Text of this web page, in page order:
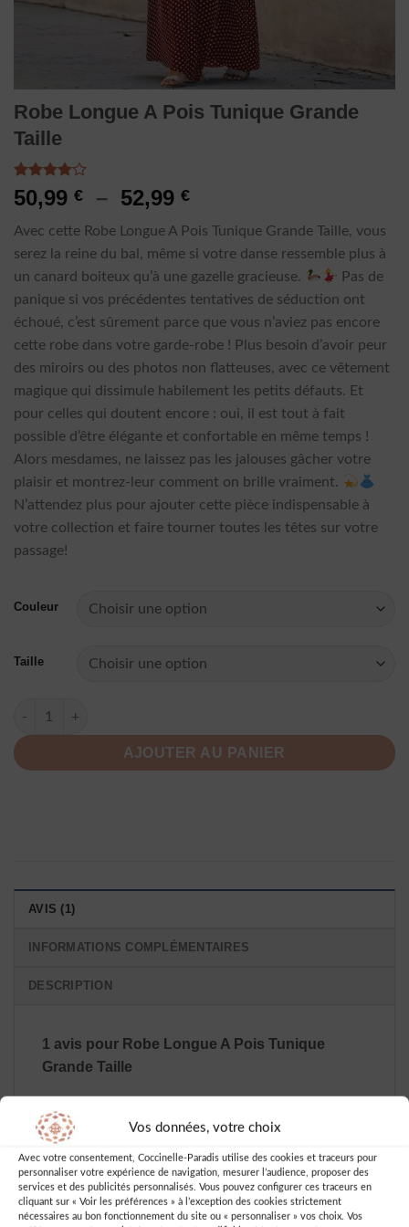
Vos données, votre choix
Avec votre consentement, Coccinelle-Paradis utilise des cookies et traceurs pour
personnaliser votre expérience de navigation, mesurer l’audience, proposer des
services et des publicités personnalisés. Vous pouvez configurer ces traceurs en
cliquant sur « Voir les préférences » à l’exception des cookies strictement
nécessaires au bon fonctionnement du site ou « personnaliser » vos choix. Vos
Robe Longue A Pois Tunique Grande
Taille
Noté
4.00sur
sur
1
notation
50,99 € – 52,99 €Plage
prix :
50,99 €
à
52,99 €
Avec cette Robe Longue A Pois Tunique Grande Taille, vous
serez la reine du bal, même si votre danse ressemble plus à
un canard boiteux qu’à une gazelle gracieuse.
Pas de
panique si vos précédentes tentatives de séduction ont
échoué, c’est sûrement parce que vous n’aviez pas encore
cette robe dans votre garde-robe ! Plus besoin d’avoir peur
des miroirs ou des photos non flatteuses, avec ce vêtement
magique qui dissimule habilement les petits défauts. Et
pour celles qui doutent encore : oui, il est tout à fait
possible d’être élégante et confortable en même temps !
Alors mesdames, ne laissez pas les jalouses gâcher votre
plaisir et montrez-leur comment on brille vraiment.
N’attendez plus pour ajouter cette pièce indispensable à
votre collection et faire tourner toutes les têtes sur votre
passage!
Couleur
Taille
AJOUTER AU PANIER
AVIS (1)
INFORMATIONS COMPLÉMENTAIRES
DESCRIPTION
1 avis pour Robe Longue A Pois Tunique
Grande Taille
Note4
sur 5
Robe incroyable ! Taille parfaite.
Love it !